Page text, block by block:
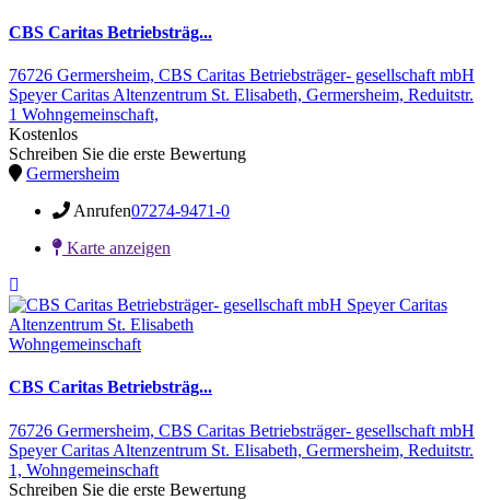
CBS Caritas Betriebsträg...
76726 Germersheim, CBS Caritas Betriebsträger- gesellschaft mbH
Speyer Caritas Altenzentrum St. Elisabeth, Germersheim, Reduitstr.
1 Wohngemeinschaft,
Kostenlos
Schreiben Sie die erste Bewertung
Germersheim
Anrufen07274-9471-0
Karte anzeigen
Wohngemeinschaft
CBS Caritas Betriebsträg...
76726 Germersheim, CBS Caritas Betriebsträger- gesellschaft mbH
Speyer Caritas Altenzentrum St. Elisabeth, Germersheim, Reduitstr.
1, Wohngemeinschaft
Schreiben Sie die erste Bewertung